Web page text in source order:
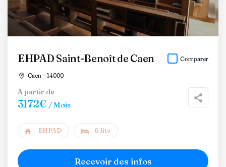
EHPAD Saint-Benoît de Caen
Caen - 14000
Comparer
A partir de
3172€ / Mois
EHPAD 0 lits
Recevoir des infos